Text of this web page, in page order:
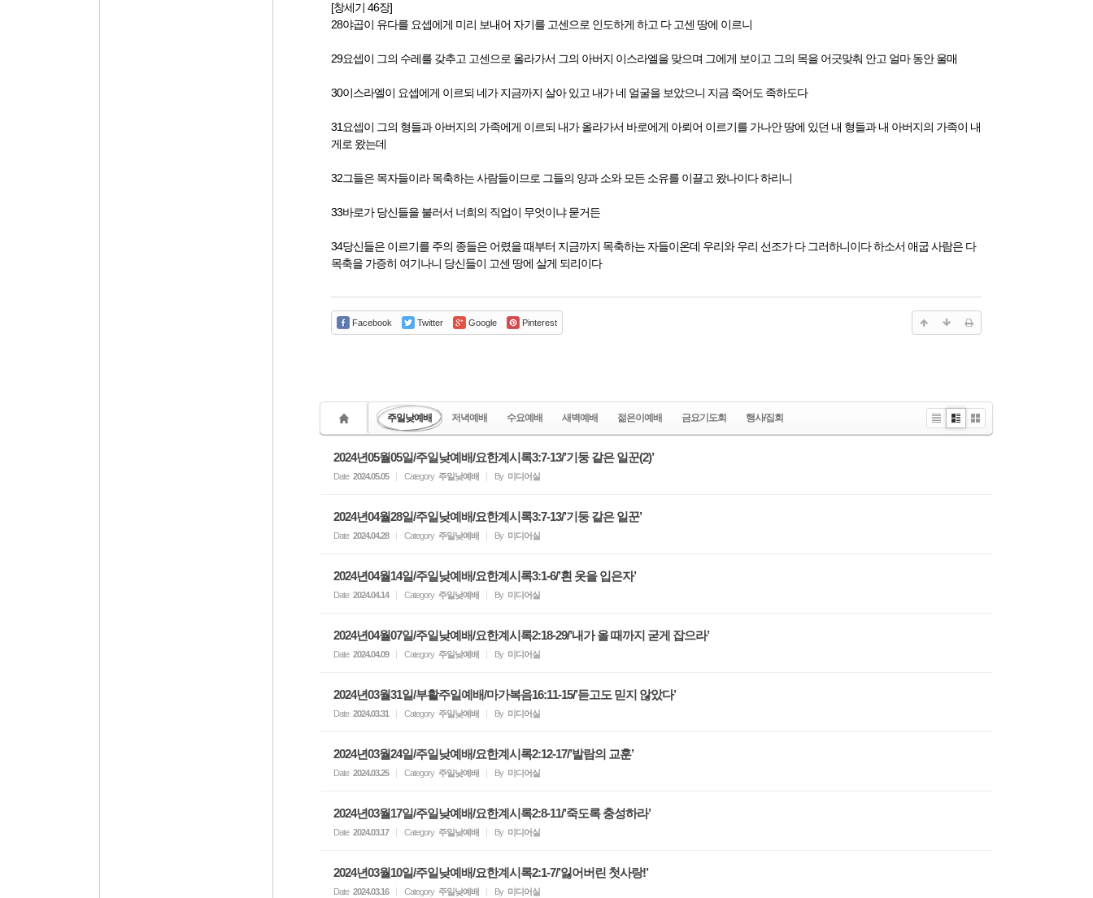
[창세기 46장]
28야곱이 유다를 요셉에게 미리 보내어 자기를 고센으로 인도하게 하고 다 고센 땅에 이르니
29요셉이 그의 수레를 갖추고 고센으로 올라가서 그의 아버지 이스라엘을 맞으며 그에게 보이고 그의 목을 어긋맞춰 안고 얼마 동안 울매
30이스라엘이 요셉에게 이르되 네가 지금까지 살아 있고 내가 네 얼굴을 보았으니 지금 죽어도 족하도다
31요셉이 그의 형들과 아버지의 가족에게 이르되 내가 올라가서 바로에게 아뢰어 이르기를 가나안 땅에 있던 내 형들과 내 아버지의 가족이 내
게로 왔는데
32그들은 목자들이라 목축하는 사람들이므로 그들의 양과 소와 모든 소유를 이끌고 왔나이다 하리니
33바로가 당신들을 불러서 너희의 직업이 무엇이냐 묻거든
34당신들은 이르기를 주의 종들은 어렸을 때부터 지금까지 목축하는 자들이온데 우리와 우리 선조가 다 그러하니이다 하소서 애굽 사람은 다
목축을 가증히 여기나니 당신들이 고센 땅에 살게 되리이다
Facebook Twitter Google Pinterest
주일낮예배 저녁예배 수요예배 새벽예배 젊은이예배 금요기도회
행사/집회
Li
Zi
G
2024년05월05일/주일낮예배/요한계시록3:7-13/’기둥 같은 일꾼(2)’
Date 2024.05.05 Category 주일낮예배 By 미디어실
2024년04월28일/주일낮예배/요한계시록3:7-13/’기둥 같은 일꾼’
Date 2024.04.28 Category 주일낮예배 By 미디어실
2024년04월14일/주일낮예배/요한계시록3:1-6/’흰 옷을 입은자’
Date 2024.04.14 Category 주일낮예배 By 미디어실
2024년04월07일/주일낮예배/요한계시록2:18-29/’내가 올 때까지 굳게 잡으라’
Date 2024.04.09 Category 주일낮예배 By 미디어실
2024년03월31일/부활주일예배/마가복음16:11-15/’듣고도 믿지 않았다’
Date 2024.03.31 Category 주일낮예배 By 미디어실
2024년03월24일/주일낮예배/요한계시록2:12-17/’발람의 교훈’
Date 2024.03.25 Category 주일낮예배 By 미디어실
2024년03월17일/주일낮예배/요한계시록2:8-11/’죽도록 충성하라’
Date 2024.03.17 Category 주일낮예배 By 미디어실
2024년03월10일/주일낮예배/요한계시록2:1-7/’잃어버린 첫사랑!’
Date 2024.03.16 Category 주일낮예배 By 미디어실